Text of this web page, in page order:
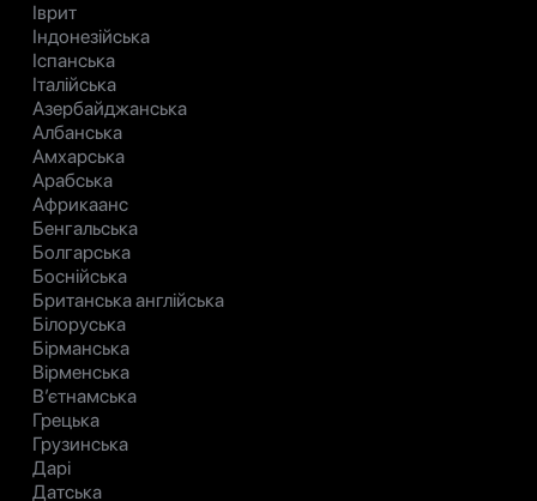
Іврит
Індонезійська
Іспанська
Італійська
Азербайджанська
Албанська
Амхарська
Арабська
Африкаанс
Бенгальська
Болгарська
Боснійська
Британська англійська
Білоруська
Бірманська
Вірменська
В’єтнамська
Грецька
Грузинська
Дарі
Датська